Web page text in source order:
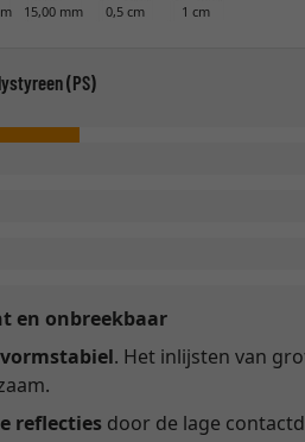
15,00 mm 0,5 cm 1 cm
(PS)
en onbreekbaar
. Het inlijsten van
reflecties door de lage